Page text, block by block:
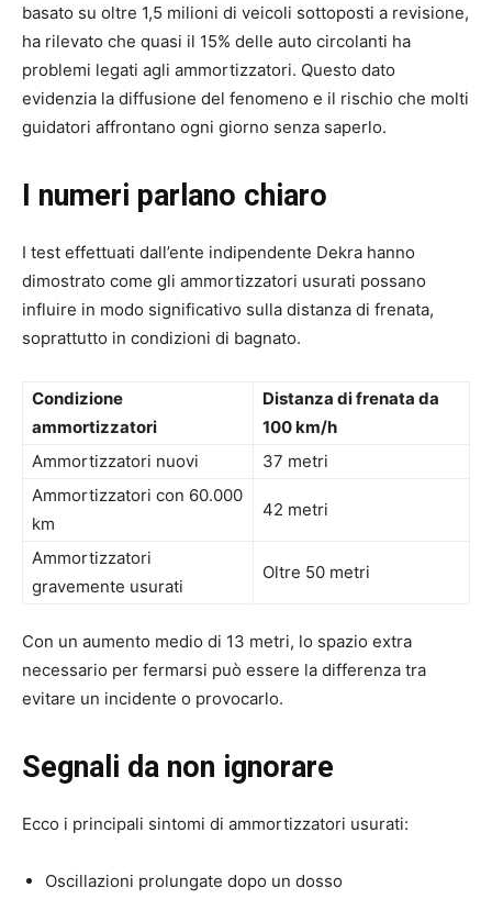
basato su oltre 1,5 milioni di veicoli sottoposti a revisione,
ha rilevato che quasi il 15% delle auto circolanti ha
problemi legati agli ammortizzatori. Questo dato
evidenzia la diffusione del fenomeno e il rischio che molti
guidatori affrontano ogni giorno senza saperlo.
I numeri parlano chiaro
I test effettuati dall’ente indipendente Dekra hanno
dimostrato come gli ammortizzatori usurati possano
influire in modo significativo sulla distanza di frenata,
soprattutto in condizioni di bagnato.
Condizione
ammortizzatori
Distanza di frenata da
100 km/h
Ammortizzatori nuovi
37 metri
Ammortizzatori con 60.000
km
42 metri
Ammortizzatori
gravemente usurati
Oltre 50 metri
Con un aumento medio di 13 metri, lo spazio extra
necessario per fermarsi può essere la differenza tra
evitare un incidente o provocarlo.
Segnali da non ignorare
Ecco i principali sintomi di ammortizzatori usurati:
Oscillazioni prolungate dopo un dosso